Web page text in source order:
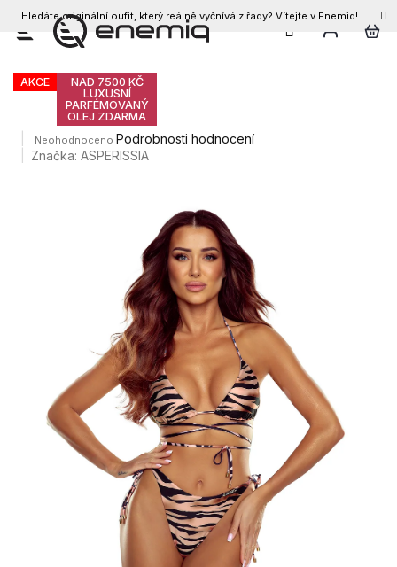
Přejít
Hledáte originální oufit, který reálně vyčnívá z řady? Vítejte v Enemiq!
CZK
Dámské plavky JOLLIE
AKCE
NAD 7500 KČ
LUXUSNÍ
PARFÉMOVANÝ
OLEJ ZDARMA
Průměrné
hodnocení
Neohodnoceno Podrobnosti hodnocení
Značka:ASPERISSIA